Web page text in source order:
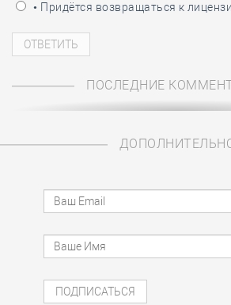
• Придётся возвращаться к
ПОСЛЕДНИЕ